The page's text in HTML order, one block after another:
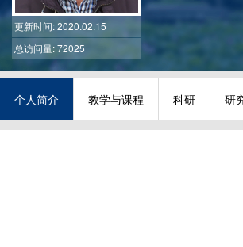
更新时间: 2020.02.15
总访问量: 72025
个人简介 教学与课程 科研 研